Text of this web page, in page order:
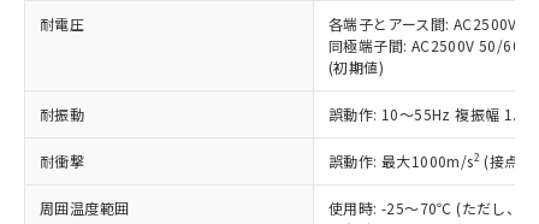
耐電圧
各端子とアース間: AC2500V
同極端子間: AC2500V 50/
(初期値)
耐振動 誤動作: 10～55Hz 複振幅
耐衝撃 誤動作: 最大1000m/s2 (接点
周囲温度範囲
使用時: -25～70℃ (ただし、氷
ことをご了承ください。
在庫状況および標準価格照会結果は、
記載している更新日時点での社内デー
タに基づき作成されるものであり、閲
覧された時点での実際の在庫および標
準価格とは異なる場合があることをご
正式な納期状況および標準価格はお客
いたものが、含有品と判明した場合などや
むを得ず変更することがあります。
鉛(Pb) 1000ppm以下、 水銀(Hg) 1000ppm以下、 カド
六価クロム(Cr(Ⅵ)) 1000ppm以下、ポリ臭化ビフェニル
類(PBB) 1000ppm以下、ポリ臭化ジフェニルエーテル類
ルベンジル（BBP） 1000ppm以下、フタル酸ジブチル
基準値を超えていることを示します。
「－」：未確認です。当社販売部門へお問
*中国RoHS10物質の基準値 (GB/T26572)：
Pb(鉛) :1000ppm、 Hg(水銀) : 1000ppm、 Cd(カドミウ
Cr(Ⅵ)(六価クロム) : 1000ppm、 PBBs(ポリ臭化ビフェ
ニル類) : 1000ppm、 PBDEs(ポリ臭化ジフェニルエーテ
ル類) : 1000ppm、
DBP(フタル酸ジブチル) : 1000ppm、 DIBP(フタル酸ジ
当社は、これら貴社製品のうち、外国
為替および外国貿易法に定める商品
（以下｢規制貨物等」という）を輸出
または国外への提供する場合は、日本
国政府の輸出許可(または役務取引許
可)を取得するなどの必要な手続きを
当社は規制貨物を破棄する場合は、完
全に破砕するなど、違法に輸出されな
一定数以上の在庫あり